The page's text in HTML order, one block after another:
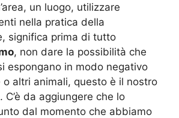
un luogo, utilizzare
nella pratica della
significa prima di tutto
, non dare la possibilità che
espongano in modo negativo
o altri animali, questo è il nostro
da aggiungere che lo
dal momento che abbiamo